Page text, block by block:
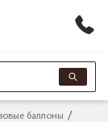
баллоны